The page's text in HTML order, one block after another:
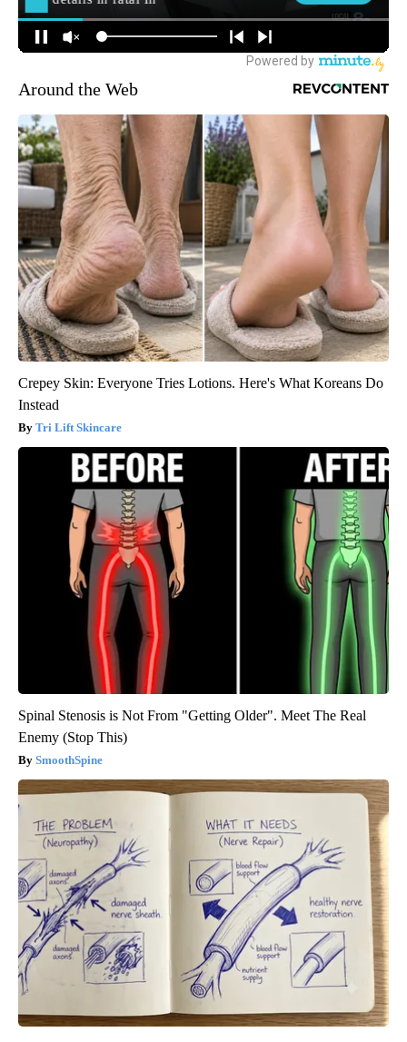
Around the Web
Crepey Skin: Everyone Tries Lotions. Here's What Koreans Do
Instead
Tri Lift Skincare
Spinal Stenosis is Not From "Getting Older". Meet The Real
Enemy (Stop This)
SmoothSpine